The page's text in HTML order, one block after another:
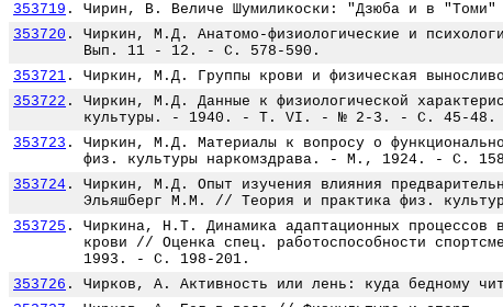
353719 . Чирин, В. Величе Шумиликоски: "Дзюба и в
353720 .
Чиркин, М.Д. Анатомо-физиологические и
Вып. 11 - 12. - С. 578-590.
353721 . Чиркин, М.Д. Группы крови и физическая
353722 .
Чиркин, М.Д. Данные к физиологической
культуры. - 1940. - Т. VI. - № 2-3. - С. 45-48.
353723 .
Чиркин, М.Д. Материалы к вопросу о
физ. культуры наркомздрава. - М., 1924. - С.
353724 .
Чиркин, М.Д. Опыт изучения влияния
Эльяшберг М.М. // Теория и практика физ.
353725 .
Чиркина, Н.Т. Динамика адаптационных процессов
крови // Оценка спец. работоспособности
1993. - С. 198-201.
353726 . Чирков, А. Активность или лень: куда бедному